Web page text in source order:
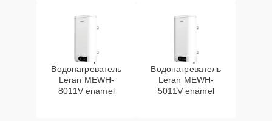
Водонагреватель
Leran MEWH-
8011V enamel
Водонагреватель
Leran MEWH-
5011V enamel